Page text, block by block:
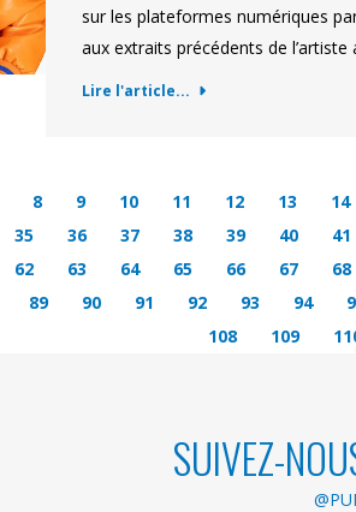
sur les plateformes numériques
aux extraits précédents de
Lire l'article...
8 9 10 11 12 13 14
35 36 37 38 39 40 41
62 63 64 65 66 67 68
89 90 91 92 93 94
108
109
SUIVEZ-